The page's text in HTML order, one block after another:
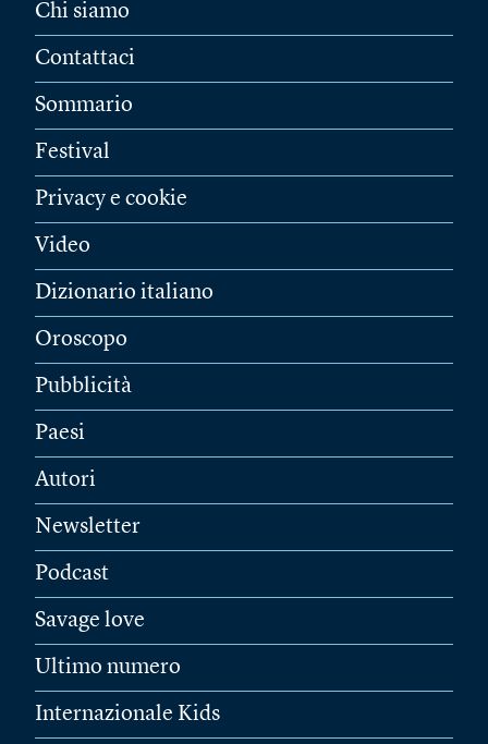
Chi siamo
Contattaci
Sommario
Festival
Privacy e cookie
Video
Dizionario italiano
Oroscopo
Pubblicità
Paesi
Autori
Newsletter
Podcast
Savage love
Ultimo numero
Internazionale Kids